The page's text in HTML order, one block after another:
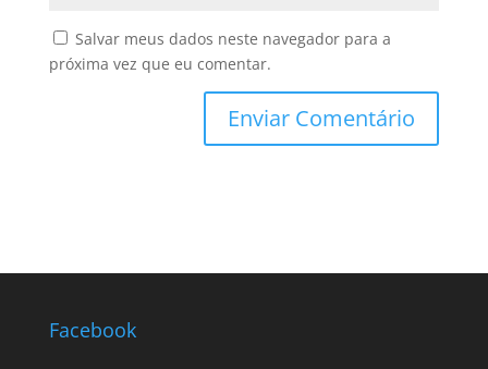
Salvar meus dados neste navegador para a
próxima vez que eu comentar.
Facebook